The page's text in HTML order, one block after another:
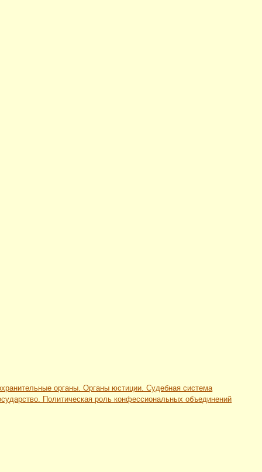
органы. Органы юстиции. Судебная система
Политическая роль конфессиональных объединений